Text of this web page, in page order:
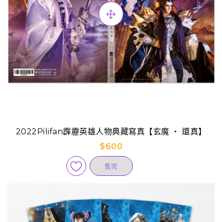
2022Pilifan霹靂英雄人物典藏寫真【玄魔 ‧ 還真】
$600
售完